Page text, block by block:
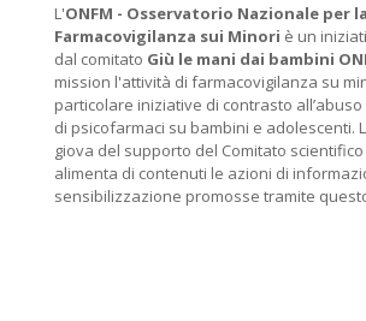
L'ONFM - Osservatorio Nazionale per la
Farmacovigilanza sui Minori è un
dal comitato Giù le mani dai bambini
mission l'attività di farmacovigilanza su
particolare iniziative di contrasto
di psicofarmaci su bambini e adolescenti.
giova del supporto del Comitato
alimenta di contenuti le azioni di
sensibilizzazione promosse tramite